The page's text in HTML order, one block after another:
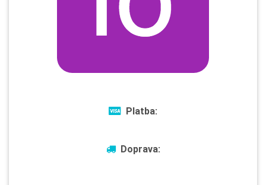
Platba:
Doprava: